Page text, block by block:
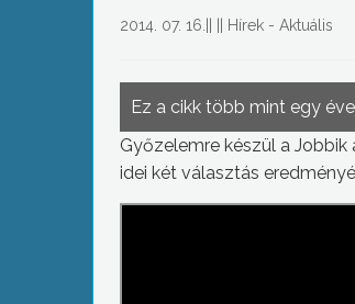
2014. 07. 16. Hírek - Aktuális
Ez a cikk több mint egy
Győzelemre készül a
idei két választás